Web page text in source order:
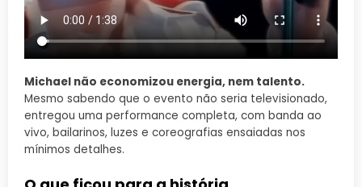
Michael não economizou energia, nem talento.
Mesmo sabendo que o evento não seria televisionado,
entregou uma performance completa, com banda ao
vivo, bailarinos, luzes e coreografias ensaiadas nos
mínimos detalhes.